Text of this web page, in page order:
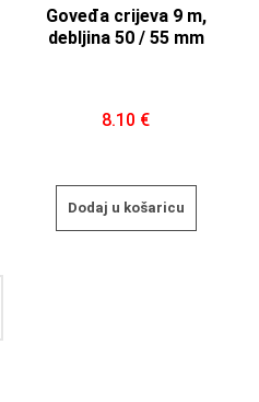
Goveđa crijeva 9 m,
debljina 50 / 55 mm
8.10 €
Dodaj u košaricu